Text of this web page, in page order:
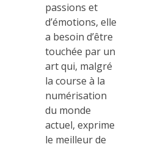
passions et
d’émotions, elle
a besoin d’être
touchée par un
art qui, malgré
la course à la
numérisation
du monde
actuel, exprime
le meilleur de